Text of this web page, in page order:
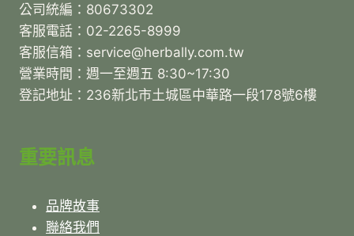
公司統編：80673302
客服電話：02-2265-8999
客服信箱：service@herbally.com.tw
營業時間：週一至週五 8:30~17:30
登記地址：236新北市土城區中華路一段178號6樓
重要訊息
品牌故事
聯絡我們